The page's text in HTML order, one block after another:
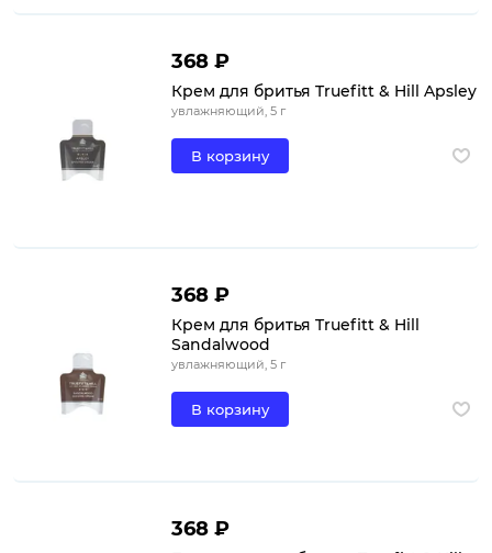
368 ₽
Крем для бритья Truefitt & Hill Apsley
увлажняющий, 5 г
В корзину
368 ₽
Крем для бритья Truefitt & Hill
Sandalwood
увлажняющий, 5 г
В корзину
368 ₽